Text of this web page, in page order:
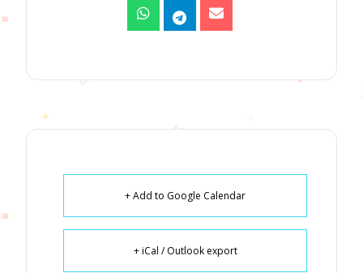
+ Add to Google Calendar
+ iCal / Outlook export